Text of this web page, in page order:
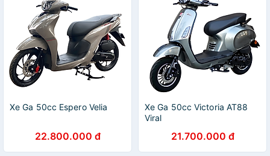
Xe Ga 50cc Espero Velia
22.800.000 đ
Xe Ga 50cc Victoria AT88
Viral
21.700.000 đ